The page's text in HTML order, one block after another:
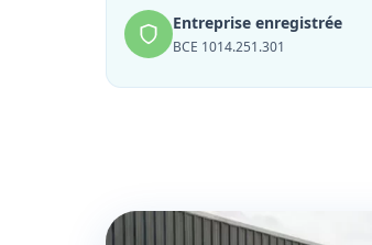
Entreprise enregistrée
BCE 1014.251.301